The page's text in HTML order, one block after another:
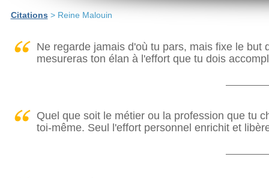
Citations > Reine Malouin
Ne regarde jamais d'où tu pars, mais fixe le but
mesureras ton élan à l'effort que tu dois
Quel que soit le métier ou la profession que tu
toi-même. Seul l'effort personnel enrichit et